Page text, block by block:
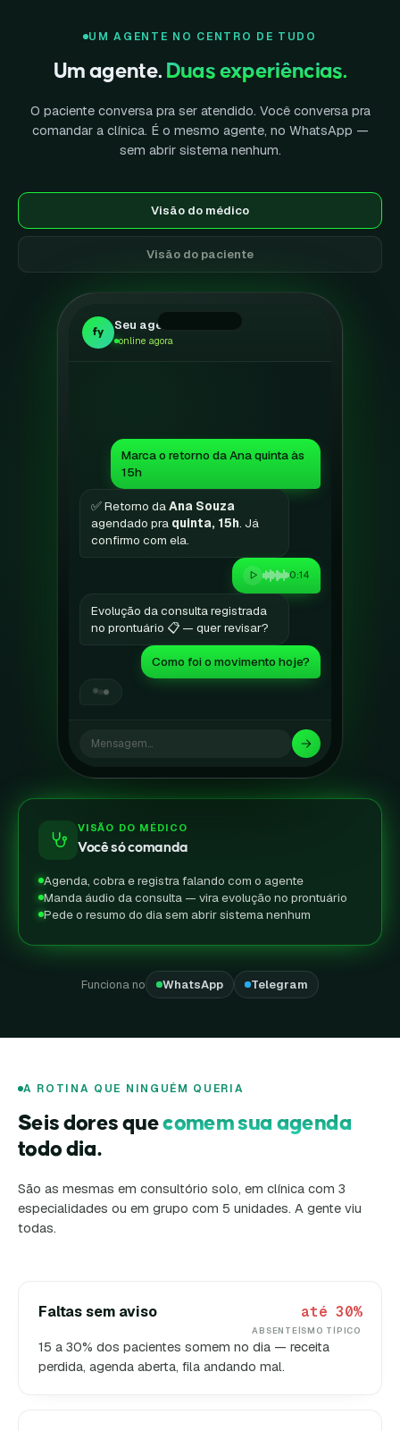
UM AGENTE NO CENTRO DE TUDO
Um agente. Duas experiências.
O paciente conversa pra ser atendido. Você conversa pra
comandar a clínica. É o mesmo agente, no WhatsApp —
sem abrir sistema nenhum.
Visão do médico
Visão do paciente
fy Seu agente
online agora
✅ Retorno da Ana Souza
agendado pra
Evolução da consulta registrada
no prontuário 📋 — quer revisar?
Como foi o movimento hoje?
12 atendimentos
R$ 1.840 faturado · ticket médio
R$ 167.
Mensagem…
VISÃO DO MÉDICO
Você só comanda
Agenda, cobra e registra falando com o agente
Manda áudio da consulta — vira evolução no prontuário
Pede o resumo do dia sem abrir sistema nenhum
Funciona no WhatsApp Telegram
A ROTINA QUE NINGUÉM QUERIA
Seis dores quecomem sua agenda
todo dia.
São as mesmas em consultório solo, em clínica com 3
especialidades ou em grupo com 5 unidades. A gente viu
todas.
Faltas sem aviso até 30%
ABSENTEÍSMO TÍPICO
15 a 30% dos pacientes somem no dia — receita
perdida, agenda aberta, fila andando mal.